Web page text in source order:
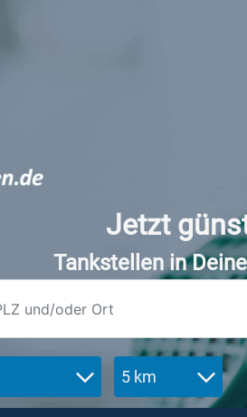
Jetzt
Tankstellen in
5 km